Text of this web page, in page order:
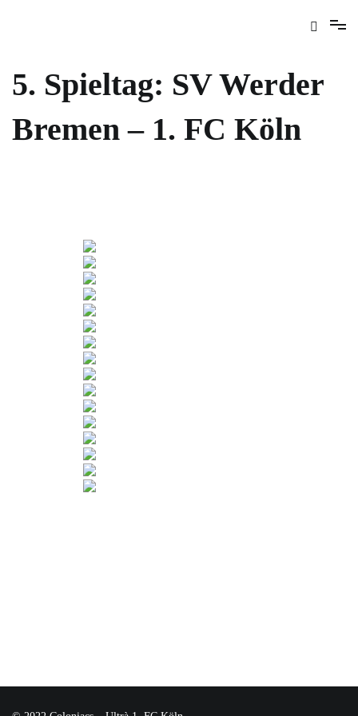
5. Spieltag: SV Werder
Bremen – 1. FC Köln